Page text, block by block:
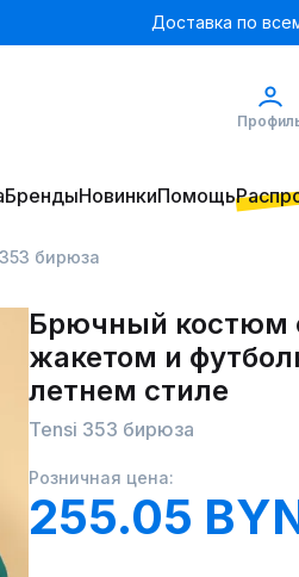
Доставка по
БрендыНовинкиПомощь
бирюза
Брючный костюм
жакетом и
летнем стиле
Tensi 353 бирюза
Розничная цена:
255.05